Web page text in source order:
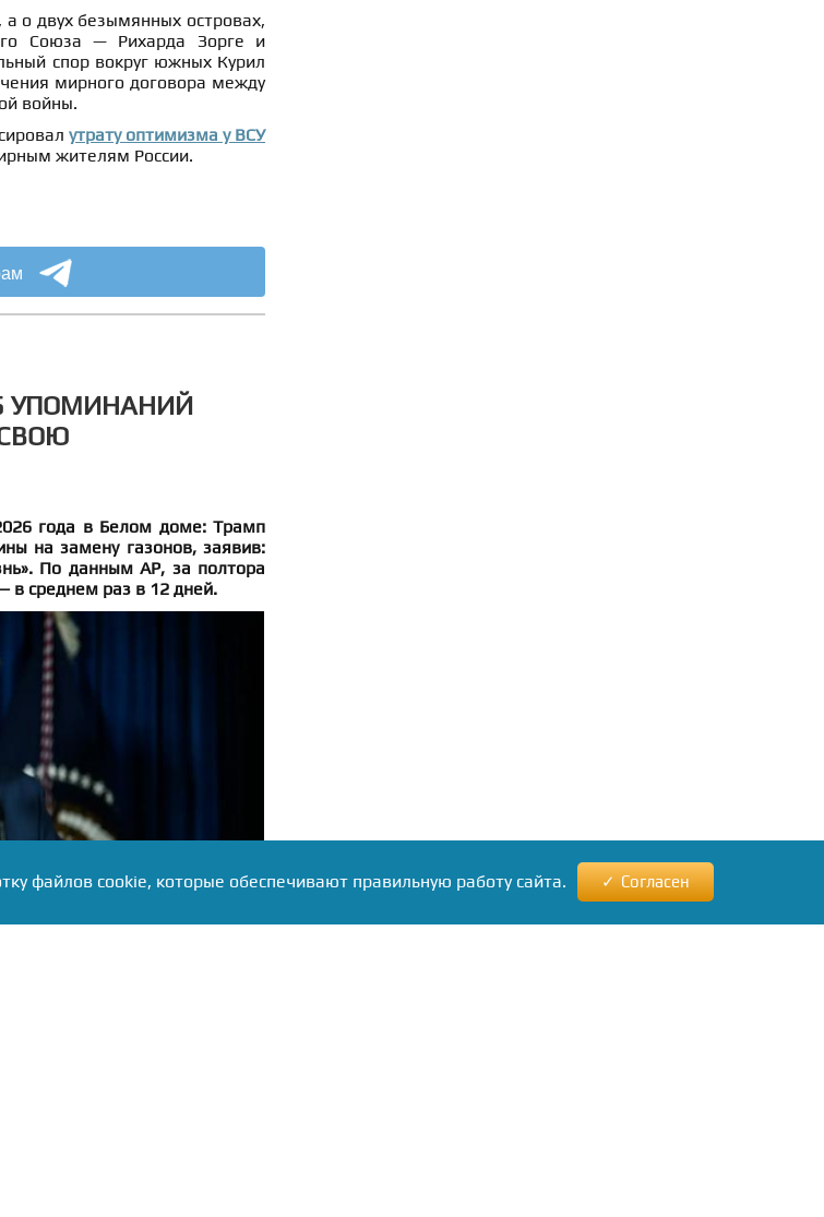
о двух безымянных островах,
Союза — Рихарда Зорге и
спор вокруг южных Курил
мирного договора между
войны.
утрату оптимизма у ВСУ
жителям России.
УПОМИНАНИЙ
года в Белом доме: Трамп
на замену газонов, заявив:
По данным AP, за полтора
в среднем раз в 12 дней.
файлов cookie, которые обеспечивают правильную работу сайта. Согласен